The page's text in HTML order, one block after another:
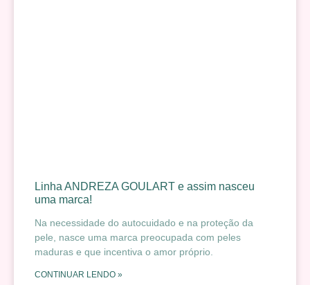
Linha ANDREZA GOULART e assim nasceu
uma marca!
Na necessidade do autocuidado e na proteção da
pele, nasce uma marca preocupada com peles
maduras e que incentiva o amor próprio.
CONTINUAR LENDO »